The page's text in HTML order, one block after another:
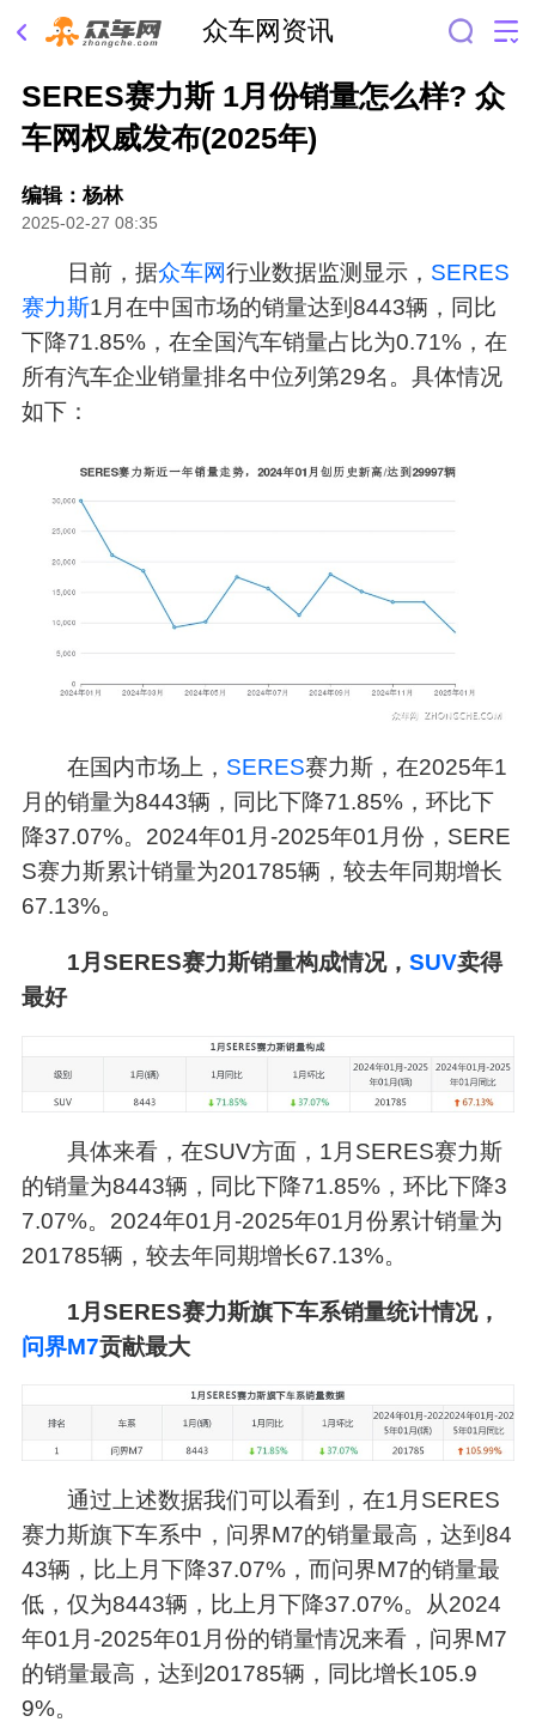
众车网资讯
SERES赛力斯 1月份销量怎么样? 众
车网权威发布(2025年)
编辑：杨林
2025-02-27 08:35
日前，据众车网行业数据监测显示， SERES
赛力斯1月在中国市场的销量达到8443辆，同比
下降71.85%，在全国汽车销量占比为0.71%，在
所有汽车企业销量排名中位列第29名。具体情况
如下：
在国内市场上， SERES赛力斯，在2025年1
月的销量为8443辆，同比下降71.85%，环比下
降37.07%。2024年01月-2025年01月份，SERE
S赛力斯累计销量为201785辆，较去年同期增长
67.13%。
1月SERES赛力斯销量构成情况，SUV卖得
最好
具体来看，在SUV方面，1月SERES赛力斯
的销量为8443辆，同比下降71.85%，环比下降3
7.07%。2024年01月-2025年01月份累计销量为
201785辆，较去年同期增长67.13%。
1月SERES赛力斯旗下车系销量统计情况，
问界M7贡献最大
通过上述数据我们可以看到，在1月SERES
赛力斯旗下车系中，问界M7的销量最高，达到84
43辆，比上月下降37.07%，而问界M7的销量最
低，仅为8443辆，比上月下降37.07%。从2024
年01月-2025年01月份的销量情况来看，问界M7
的销量最高，达到201785辆，同比增长105.9
9%。